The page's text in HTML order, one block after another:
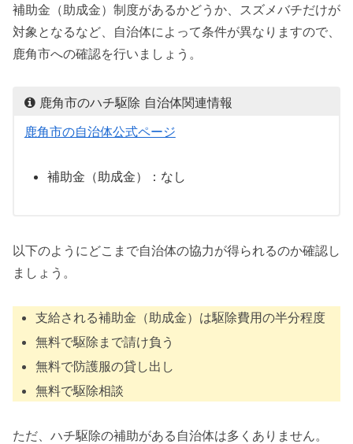
補助金（助成金）制度があるかどうか、スズメバチだけが
対象となるなど、自治体によって条件が異なりますので、
鹿角市への確認を行いましょう。
鹿角市のハチ駆除 自治体関連情報
鹿角市の自治体公式ページ
補助金（助成金）：なし
以下のようにどこまで自治体の協力が得られるのか確認し
ましょう。
支給される補助金（助成金）は駆除費用の半分程度
無料で駆除まで請け負う
無料で防護服の貸し出し
無料で駆除相談
ただ、ハチ駆除の補助がある自治体は多くありません。